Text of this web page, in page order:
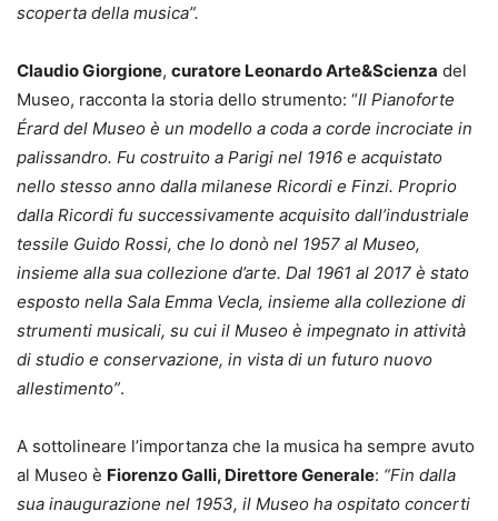
scoperta della musica”.
Claudio Giorgione, curatore Leonardo Arte&Scienza del
Museo, racconta la storia dello strumento: “Il Pianoforte
Érard del Museo è un modello a coda a corde incrociate in
palissandro. Fu costruito a Parigi nel 1916 e acquistato
nello stesso anno dalla milanese Ricordi e Finzi. Proprio
dalla Ricordi fu successivamente acquisito dall’industriale
tessile Guido Rossi, che lo donò nel 1957 al Museo,
insieme alla sua collezione d’arte. Dal 1961 al 2017 è stato
esposto nella Sala Emma Vecla, insieme alla collezione di
strumenti musicali, su cui il Museo è impegnato in attività
di studio e conservazione, in vista di un futuro nuovo
allestimento”.
A sottolineare l’importanza che la musica ha sempre avuto
al Museo è Fiorenzo Galli, Direttore Generale: “Fin dalla
sua inaugurazione nel 1953, il Museo ha ospitato concerti